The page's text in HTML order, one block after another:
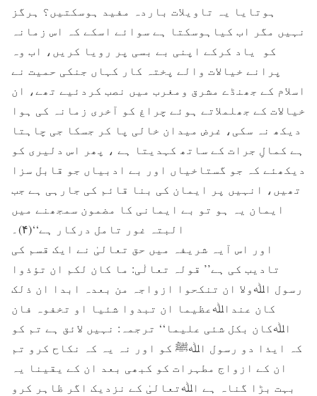
ہوتایا یہ تاویلات باردہ مفید ہوسکتیں؟ ہرگز
نہیں مگر اب کیاہوسکتا ہے سوائے اسکے کہ اس زمانہ
کو یاد کرکے اپنی بے بسی پر رویا کریں، اب وہ
پرانے خیالات والے پختہ کار کہاں جنکی حمیت نے
اسلام کے جھنڈے مشرق ومغرب میں نصب کردئیے تھے، ان
خیالات کے جھلملاتے ہوئے چراغ کو آخری زمانہ کی ہوا
دیکھ نہ سکی، غرض میدان خالی پا کر جسکا جی چاہتا
ہے کمالِ جرات کے ساتھ کہدیتا ہے ، پھر اس دلیری کو
دیکھئے کہ جو گستاخیاں اور بے ادبیاں جو قابل سزا
تھیں، انہیں پر ایمان کی بنا قائم کی جارہی ہے جب
ایمان یہ ہو تو بے ایمانی کا مضمون سمجھنے میں
البتہ غور تامل درکار ہے‘‘(۴)۔
اور اس آیہ شریفہ میں حق تعالیٰ نے ایک قسم کی
تادیب کی ہے’’ قولہ تعالٰی: ما کان لکم ان تؤذوا
رسول اﷲولا ان تنکحوا ازواجہ من بعدہ ابدا ان ذلک
کان عنداﷲعظیما ان تبدوا شئیا او تخفوہ فان
اﷲکان بکل شئی علیما‘‘ ترجمہ: نہیں لائق ہے تم کو
کہ ایذا دو رسول اﷲﷺ کو اور نہ یہ کہ نکاح کرو تم
ان کے ازواج مطہرات کو کبھی بعد ان کے یقینا یہ
بہت بڑا گناہ ہے اﷲتعالیٰ کے نزدیک اگر ظاہر کرو